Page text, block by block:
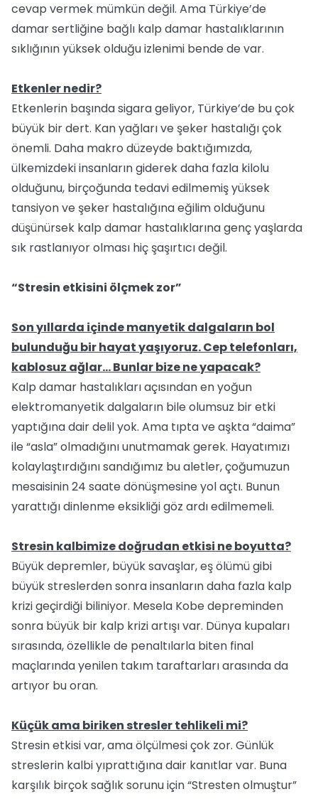
cevap vermek mümkün değil. Ama Türkiye’de
damar sertliğine bağlı kalp damar hastalıklarının
sıklığının yüksek olduğu izlenimi bende de var.
Etkenler nedir?
Etkenlerin başında sigara geliyor, Türkiye’de bu çok
büyük bir dert. Kan yağları ve şeker hastalığı çok
önemli. Daha makro düzeyde baktığımızda,
ülkemizdeki insanların giderek daha fazla kilolu
olduğunu, birçoğunda tedavi edilmemiş yüksek
tansiyon ve şeker hastalığına eğilim olduğunu
düşünürsek kalp damar hastalıklarına genç yaşlarda
sık rastlanıyor olması hiç şaşırtıcı değil.
“Stresin etkisini ölçmek zor”
Son yıllarda içinde manyetik dalgaların bol
bulunduğu bir hayat yaşıyoruz. Cep telefonları,
kablosuz ağlar... Bunlar bize ne yapacak?
Kalp damar hastalıkları açısından en yoğun
elektromanyetik dalgaların bile olumsuz bir etki
yaptığına dair delil yok. Ama tıpta ve aşkta “daima”
ile “asla” olmadığını unutmamak gerek. Hayatımızı
kolaylaştırdığını sandığımız bu aletler, çoğumuzun
mesaisinin 24 saate dönüşmesine yol açtı. Bunun
yarattığı dinlenme eksikliği göz ardı edilmemeli.
Stresin kalbimize doğrudan etkisi ne boyutta?
Büyük depremler, büyük savaşlar, eş ölümü gibi
büyük streslerden sonra insanların daha fazla kalp
krizi geçirdiği biliniyor. Mesela Kobe depreminden
sonra büyük bir kalp krizi artışı var. Dünya kupaları
sırasında, özellikle de penaltılarla biten final
maçlarında yenilen takım taraftarları arasında da
artıyor bu oran.
Küçük ama biriken stresler tehlikeli mi?
Stresin etkisi var, ama ölçülmesi çok zor. Günlük
streslerin kalbi yıprattığına dair kanıtlar var. Buna
karşılık birçok sağlık sorunu için “Stresten olmuştur”